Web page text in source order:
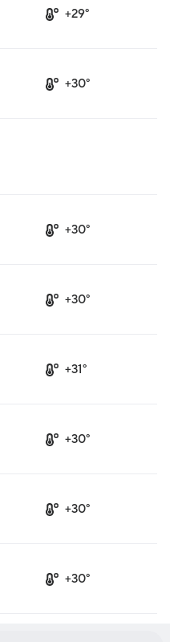
+29°
+30°
+30°
+30°
+31°
+30°
+30°
+30°